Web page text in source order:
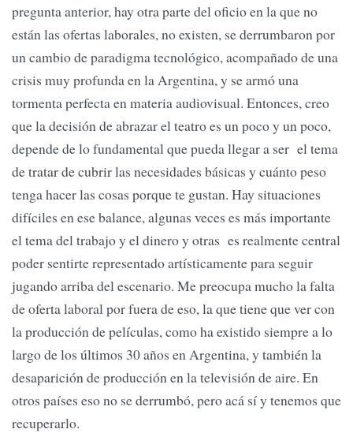
pregunta anterior, hay otra parte del oficio en la que no
están las ofertas laborales, no existen, se derrumbaron por
un cambio de paradigma tecnológico, acompañado de una
crisis muy profunda en la Argentina, y se armó una
tormenta perfecta en materia audiovisual. Entonces, creo
que la decisión de abrazar el teatro es un poco y un poco,
depende de lo fundamental que pueda llegar a ser el tema
de tratar de cubrir las necesidades básicas y cuánto peso
tenga hacer las cosas porque te gustan. Hay situaciones
difíciles en ese balance, algunas veces es más importante
el tema del trabajo y el dinero y otras es realmente central
poder sentirte representado artísticamente para seguir
jugando arriba del escenario. Me preocupa mucho la falta
de oferta laboral por fuera de eso, la que tiene que ver con
la producción de películas, como ha existido siempre a lo
largo de los últimos 30 años en Argentina, y también la
desaparición de producción en la televisión de aire. En
otros países eso no se derrumbó, pero acá sí y tenemos que
recuperarlo.